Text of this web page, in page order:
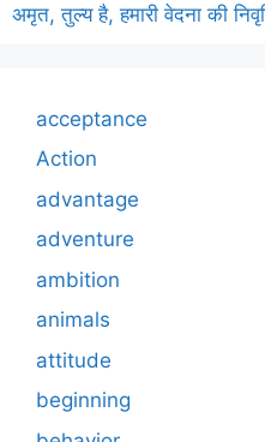
अमृत, तुल्य है, हमारी वेदना की
acceptance
Action
advantage
adventure
ambition
animals
attitude
beginning